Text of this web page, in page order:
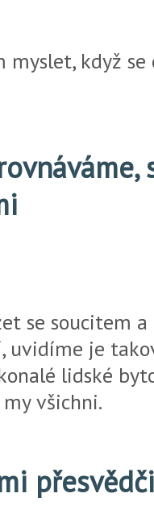
myslet, když
se soucitem a
uvidíme je
lidské
všichni.